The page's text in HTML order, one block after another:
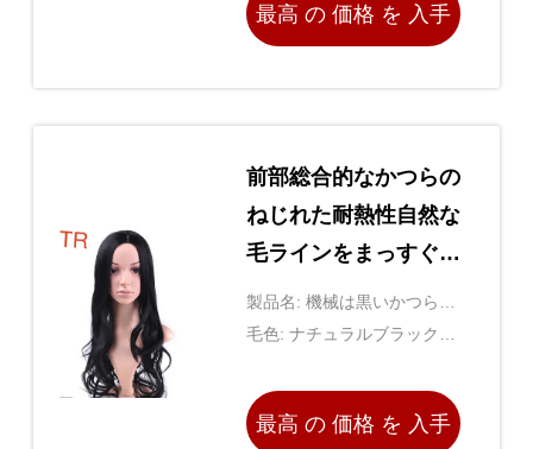
最高 の 価格 を 入手
前部総合的なかつらの
ねじれた耐熱性自然な
毛ラインをまっすぐに
ひもで締めなさい
製品名: 機械は黒いかつらを
作った
毛色: ナチュラルブラックカ
最高 の 価格 を 入手